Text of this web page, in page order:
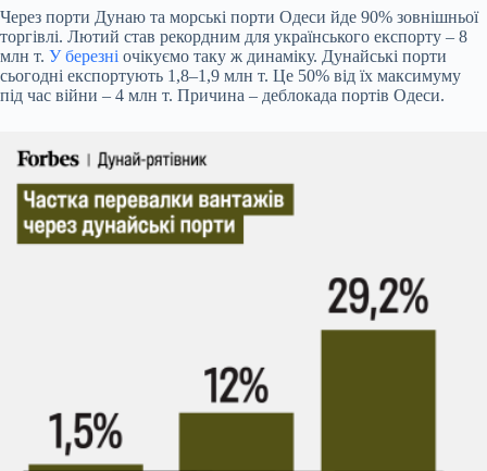
Через порти Дунаю та морські порти Одеси йде 90% зовнішньої
торгівлі. Лютий став рекордним для українського експорту – 8
млн т. У березні очікуємо таку ж динаміку. Дунайські порти
сьогодні експортують 1,8–1,9 млн т. Це 50% від їх максимуму
під час війни – 4 млн т. Причина – деблокада портів Одеси.